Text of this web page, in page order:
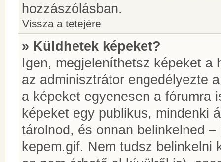
hozzászólásban.
Vissza a tetejére
» Küldhetek képeket?
Igen, megjeleníthetsz képeket a
az adminisztrátor engedélyezte
a képeket egyenesen a fórumra
képeket egy publikus, mindenki
tárolnod, és onnan belinkelned
kepem.gif. Nem tudsz belinkelni